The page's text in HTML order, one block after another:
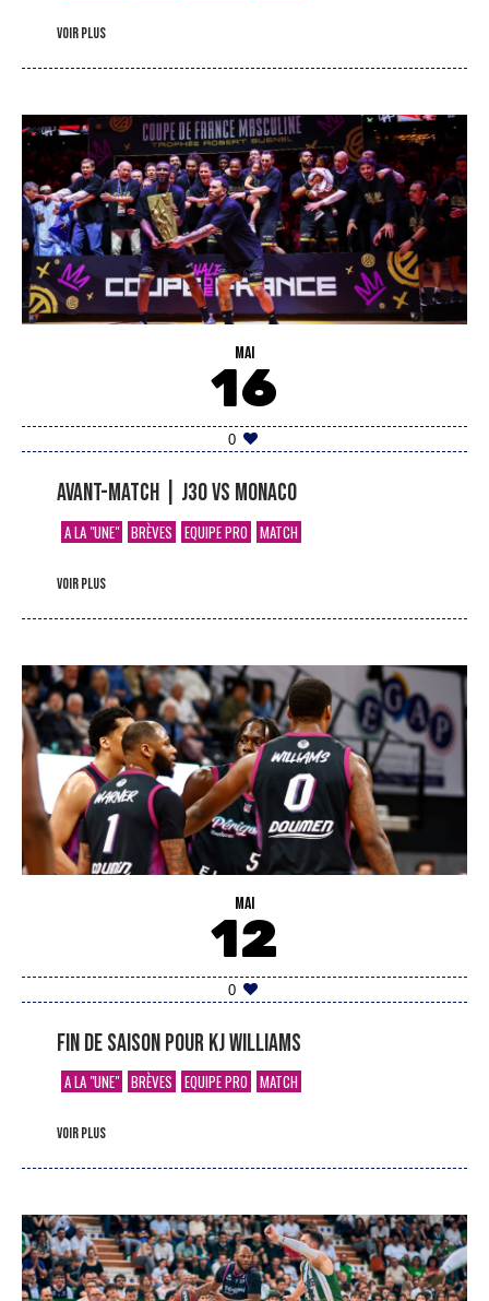
voir plus
MAI
16
0
Avant-match | J30 vs Monaco
A LA "UNE" BRÈVES EQUIPE PRO MATCH
voir plus
MAI
12
0
Fin de saison pour KJ Williams
A LA "UNE" BRÈVES EQUIPE PRO MATCH
voir plus